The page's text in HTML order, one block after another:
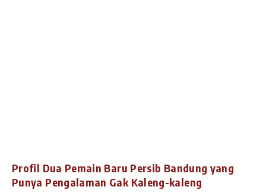
Profil Dua Pemain Baru Persib Bandung yang
Punya Pengalaman Gak Kaleng-kaleng